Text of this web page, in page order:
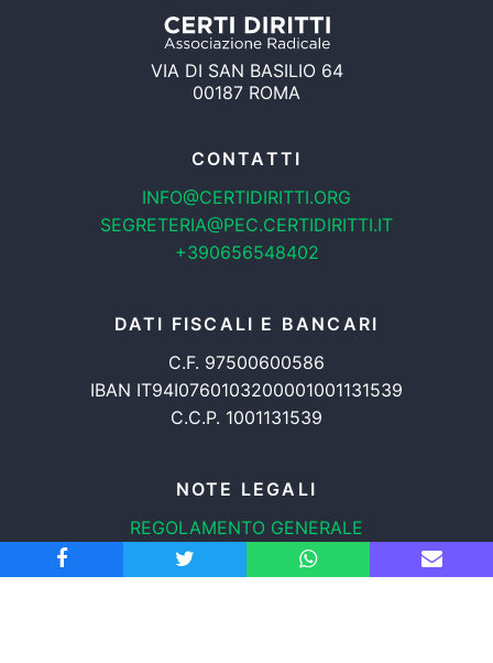
VIA DI SAN BASILIO 64
00187 ROMA
CONTATTI
INFO@CERTIDIRITTI.ORG
SEGRETERIA@PEC.CERTIDIRITTI.IT
+390656548402
DATI FISCALI E BANCARI
C.F. 97500600586
IBAN IT94I0760103200001001131539
C.C.P. 1001131539
NOTE LEGALI
REGOLAMENTO GENERALE
PROTEZIONE DATI
INFORMATIVA COOKIES